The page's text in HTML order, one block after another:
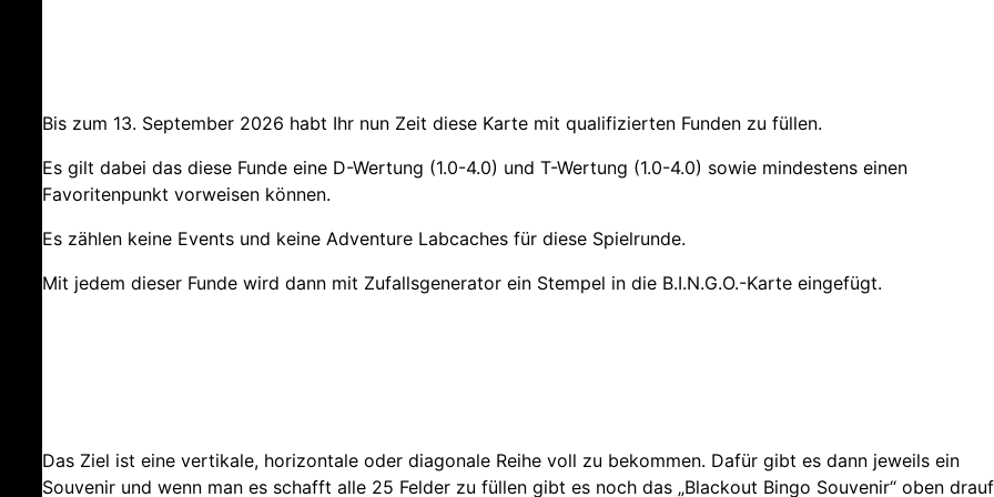
Bis zum 13. September 2026 habt Ihr nun Zeit diese Karte mit qualifizierten Funden zu füllen.
Es gilt dabei das diese Funde eine D-Wertung (1.0-4.0) und T-Wertung (1.0-4.0) sowie mindestens einen
Favoritenpunkt vorweisen können.
Es zählen keine Events und keine Adventure Labcaches für diese Spielrunde.
Mit jedem dieser Funde wird dann mit Zufallsgenerator ein Stempel in die B.I.N.G.O.-Karte eingefügt.
Das Ziel ist eine vertikale, horizontale oder diagonale Reihe voll zu bekommen. Dafür gibt es dann jeweils ein
Souvenir und wenn man es schafft alle 25 Felder zu füllen gibt es noch das „Blackout Bingo Souvenir“ oben